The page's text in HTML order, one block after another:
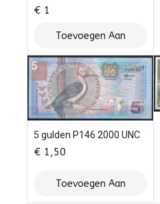
€ 1
Toevoegen Aan
Winkelwagen
5 gulden P146 2000 UNC
€ 1,50
Toevoegen Aan
Winkelwagen